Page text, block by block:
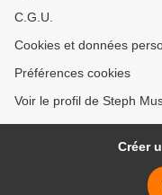
C.G.U.
Cookies et données
Préférences cookies
Voir le profil de Steph
Créer